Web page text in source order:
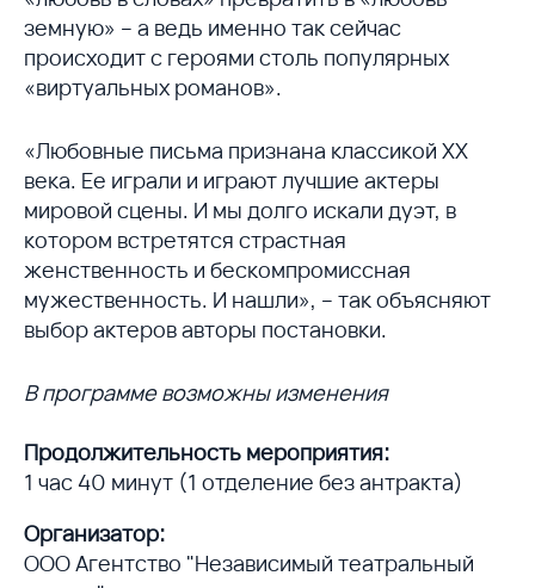
земную» – а ведь именно так сейчас
происходит с героями столь популярных
«виртуальных романов».
«Любовные письма признана классикой XX
века. Ее играли и играют лучшие актеры
мировой сцены. И мы долго искали дуэт, в
котором встретятся страстная
женственность и бескомпромиссная
мужественность. И нашли», – так объясняют
выбор актеров авторы постановки.
В программе возможны изменения
Продолжительность мероприятия:
1 час 40 минут (1 отделение без антракта)
Организатор:
ООО Агентство "Независимый театральный